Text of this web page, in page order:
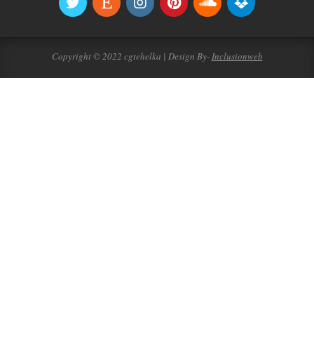
Copyright © 2022 cgtehelka | Design By-Inclusionweb